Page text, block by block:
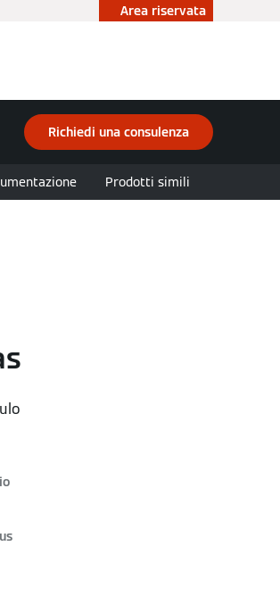
Area riservata
Richiedi una consulenza
Prodotti simili